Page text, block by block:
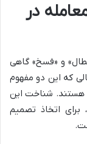
در
و «فسخ» گاهی
که این دو مفهوم
هستند. شناخت این
اتخاذ تصمیم